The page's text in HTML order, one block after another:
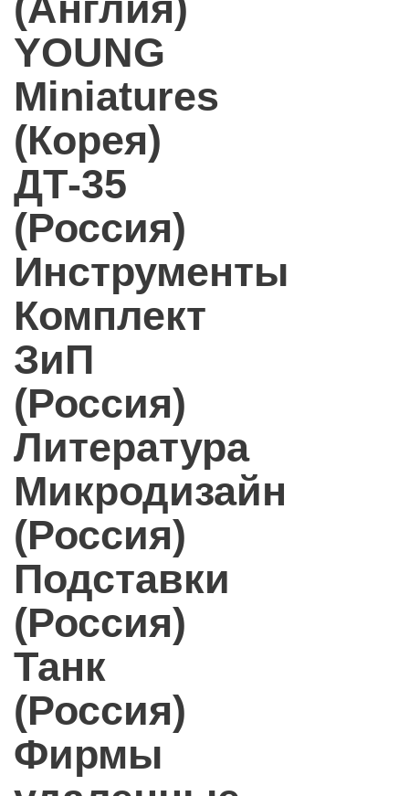
YOUNG
Miniatures
(Корея)
ДТ-35
(Россия)
Инструменты
Комплект
ЗиП
(Россия)
Литература
Микродизайн
(Россия)
Подставки
(Россия)
Танк
(Россия)
Фирмы